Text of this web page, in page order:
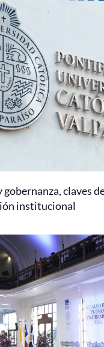
claves
institucional